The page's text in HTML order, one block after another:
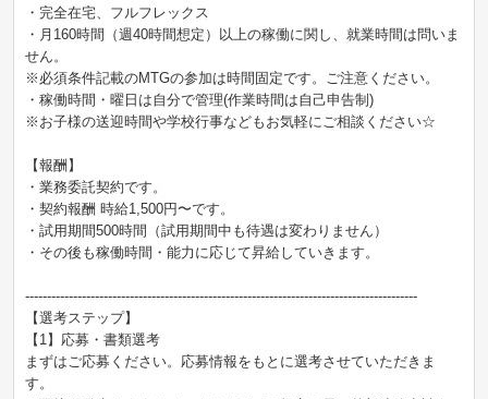
・完全在宅、フルフレックス
・月160時間（週40時間想定）以上の稼働に関し、就業時間は問いま
せん。
※必須条件記載のMTGの参加は時間固定です。ご注意ください。
・稼働時間・曜日は自分で管理(作業時間は自己申告制)
※お子様の送迎時間や学校行事などもお気軽にご相談ください☆
【報酬】
・業務委託契約です。
・契約報酬 時給1,500円〜です。
・試用期間500時間（試用期間中も待遇は変わりません）
・その後も稼働時間・能力に応じて昇給していきます。
------------------------------------------------------------------------------------------
【選考ステップ】
【1】応募・書類選考
まずはご応募ください。応募情報をもとに選考させていただきま
す。